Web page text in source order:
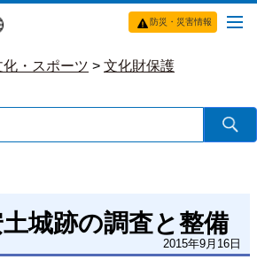
防災・災害情報
化・スポーツ > 文化財保護
城跡の調査と整備
2015年9月16日